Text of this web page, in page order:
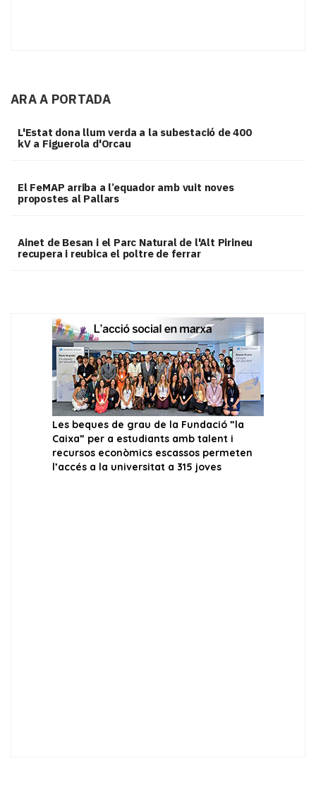
ARA A PORTADA
L'Estat dona llum verda a la subestació de 400
kV a Figuerola d'Orcau
El FeMAP arriba a l’equador amb vuit noves
propostes al Pallars
Ainet de Besan i el Parc Natural de l'Alt Pirineu
recupera i reubica el poltre de ferrar